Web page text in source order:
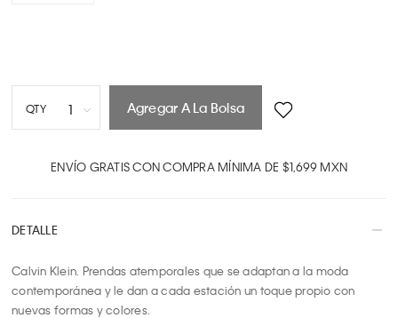
QTY 1
5
7
Agregar A La Bolsa
ENVÍO GRATIS CON COMPRA MÍNIMA DE $1,699 MXN
DETALLE
Calvin Klein. Prendas atemporales que se adaptan a la moda
contemporánea y le dan a cada estación un toque propio con
nuevas formas y colores.